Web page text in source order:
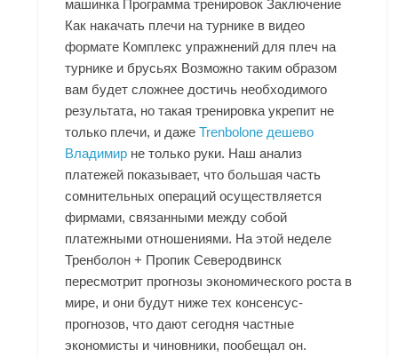
машинка Программа тренировок Заключение
Как накачать плечи на турнике в видео
формате Комплекс упражнений для плеч на
турнике и брусьях Возможно таким образом
вам будет сложнее достичь необходимого
результата, но такая тренировка укрепит не
только плечи, и дажеTrenbolone дешево
Владимир не только руки. Наш анализ
платежей показывает, что большая часть
сомнительных операций осуществляется
фирмами, связанными между собой
платежными отношениями. На этой неделе
Тренболон + Пропик Северодвинск
пересмотрит прогнозы экономического роста в
мире, и они будут ниже тех консенсус-
прогнозов, что дают сегодня частные
экономисты и чиновники, пообещал он.